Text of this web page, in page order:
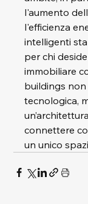
l'aumento
l'efficienza
intelligenti
per chi
immobiliare
buildings
tecnologica,
connettere
un unico